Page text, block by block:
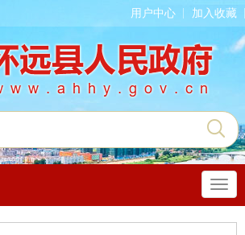
用户中心 加入收藏
导
航